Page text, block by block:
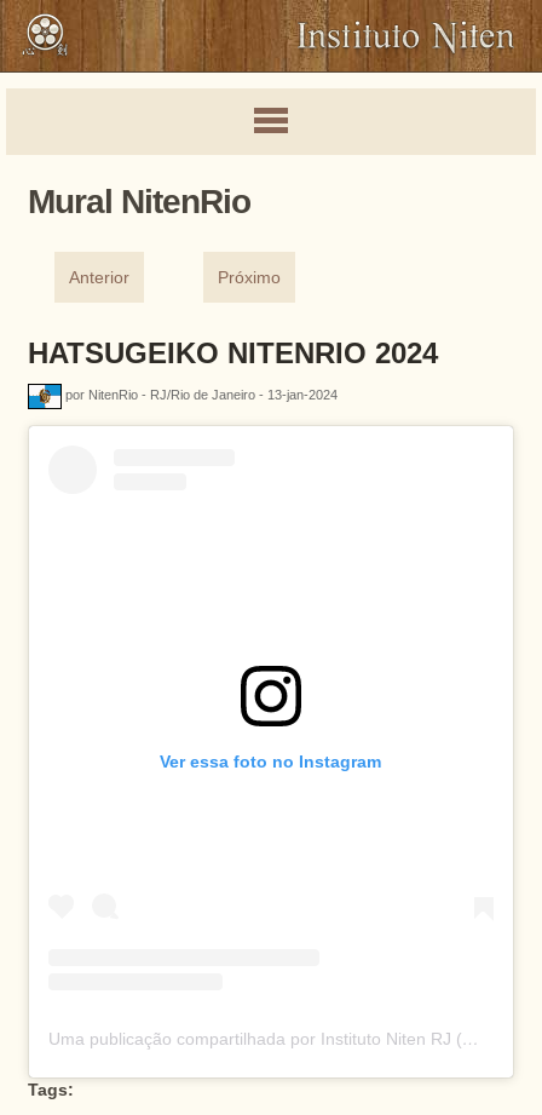
Mural NitenRio
Anterior Próximo
HATSUGEIKO NITENRIO 2024
por NitenRio - RJ/Rio de Janeiro - 13-jan-2024
Ver essa foto no Instagram
Uma publicação compartilhada por Instituto Niten RJ (@nitenrio)
Tags: